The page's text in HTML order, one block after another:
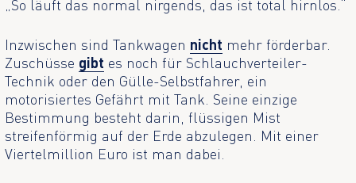
„So läuft das normal nirgends, das ist total hirnlos.“
Inzwischen sind Tankwagen nicht mehr förderbar.
Zuschüsse gibt es noch für Schlauchverteiler-
Technik oder den Gülle-Selbstfahrer, ein
motorisiertes Gefährt mit Tank. Seine einzige
Bestimmung besteht darin, flüssigen Mist
streifenförmig auf der Erde abzulegen. Mit einer
Viertelmillion Euro ist man dabei.